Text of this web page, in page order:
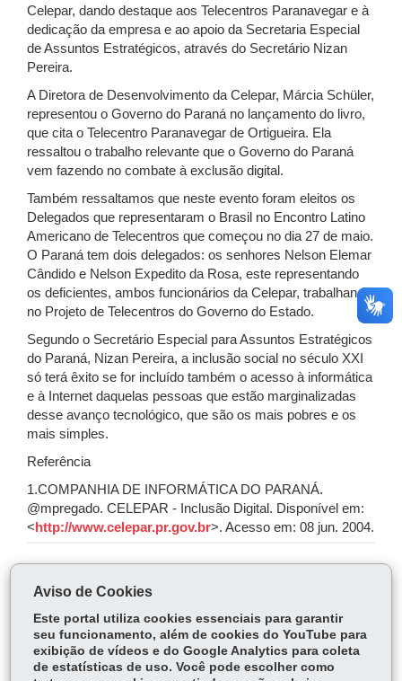
Celepar, dando destaque aos Telecentros Paranavegar e à
dedicação da empresa e ao apoio da Secretaria Especial
de Assuntos Estratégicos, através do Secretário Nizan
Pereira.
A Diretora de Desenvolvimento da Celepar, Márcia Schüler,
representou o Governo do Paraná no lançamento do livro,
que cita o Telecentro Paranavegar de Ortigueira. Ela
ressaltou o trabalho relevante que o Governo do Paraná
vem fazendo no combate à exclusão digital.
Também ressaltamos que neste evento foram eleitos os
Delegados que representaram o Brasil no Encontro Latino
Americano de Telecentros que começou no dia 27 de maio.
O Paraná tem dois delegados: os senhores Nelson Elemar
Cândido e Nelson Expedito da Rosa, este representando
os deficientes, ambos funcionários da Celepar, trabalhando
no Projeto de Telecentros do Governo do Estado.
Segundo o Secretário Especial para Assuntos Estratégicos
do Paraná, Nizan Pereira, a inclusão social no século XXI
só terá êxito se for incluído também o acesso à informática
e à Internet daquelas pessoas que estão marginalizadas
desse avanço tecnológico, que são os mais pobres e os
mais simples.
Referência
1.COMPANHIA DE INFORMÁTICA DO PARANÁ.
@mpregado. CELEPAR - Inclusão Digital. Disponível em:
< http://www.celepar.pr.gov.br>. Acesso em: 08 jun. 2004.
ce
bo
ok
Tw
itt
ha
ts
Ap
Voltar Início Imprimir Baixar
Aviso de Cookies
Este portal utiliza cookies essenciais para garantir
seu funcionamento, além de cookies do YouTube para
exibição de vídeos e do Google Analytics para coleta
de estatísticas de uso. Você pode escolher como